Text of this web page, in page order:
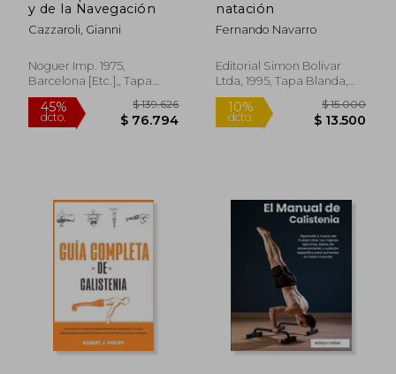
y de la Navegación
Cazzaroli, Gianni
Noguer Imp. 1975,
Barcelona [Etc.],, Tapa
Dura,Usado
dcto.
natación
Fernando Navarro
Editorial Simon Bolivar
Ltda, 1995, Tapa Blanda,
Nuevo
10%
dcto.